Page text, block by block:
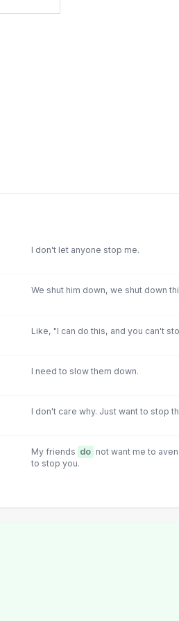
I don't let anyone stop me.
We shut him down, we shut down
Like, "I can do this, and you can't
I need to slow them down.
I don't care why. Just want to stop
My friends do not want me to
to stop you.